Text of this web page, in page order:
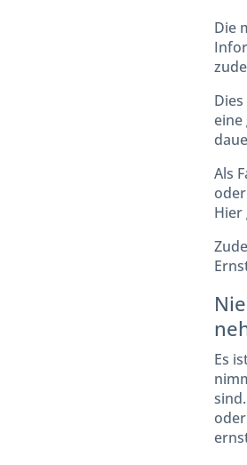
Die
Als
Hier
Es